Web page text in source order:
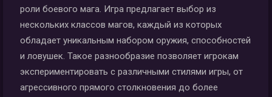
роли боевого мага. Игра предлагает выбор из
нескольких классов магов, каждый из которых
обладает уникальным набором оружия, способностей
и ловушек. Такое разнообразие позволяет игрокам
экспериментировать с различными стилями игры, от
агрессивного прямого столкновения до более